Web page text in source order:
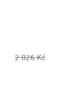
2 026 Kč